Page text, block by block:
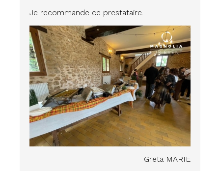
Je recommande ce prestataire.
Greta MARIE